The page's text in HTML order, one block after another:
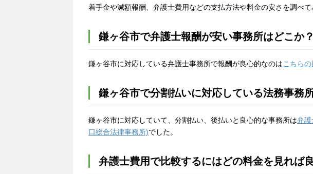
着手金や減額報酬、弁護士費用などの支払方法や料金の安さを調べて
鎌ヶ谷市で弁護士報酬が安い事務所はどこか？
鎌ヶ谷市に対応している弁護士事務所で報酬が良心的なのはこちら
鎌ヶ谷市で分割払いに対応している法務事務
鎌ヶ谷市に対応していて、分割払い、後払いと良心的な事務所は弁護
口総合法律事務所)でした。
弁護士費用で比較するにはどの料金を見れば